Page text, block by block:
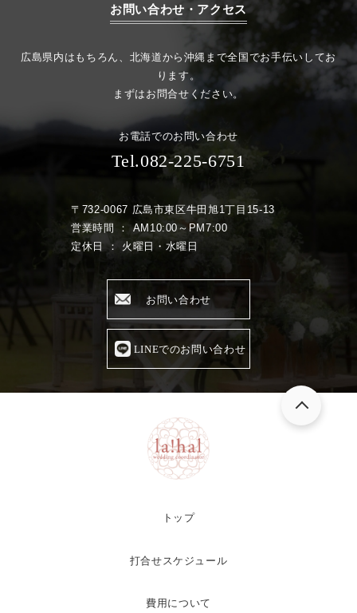
お問い合わせ・アクセス
広島県内はもちろん、北海道から沖縄まで全国でお手伝いしてお
ります。
まずはお問合せください。
お電話でのお問い合わせ
Tel.082-225-6751
〒732-0067 広島市東区牛田旭1丁目15-13
営業時間 ： AM10:00～PM7:00
定休日 ： 火曜日・水曜日
お問い合わせ
LINEでのお問い合わせ
トップ
打合せスケジュール
費用について